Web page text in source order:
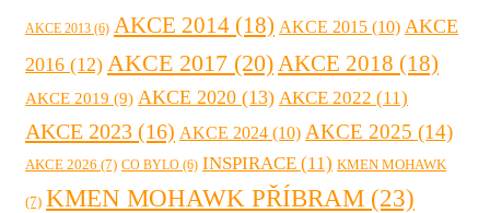
AKCE 2013 (6) AKCE 2014 (18) AKCE 2015 (10) AKCE
2016 (12) AKCE 2017 (20)AKCE 2018 (18)
AKCE 2019 (9) AKCE 2020 (13) AKCE 2022 (11)
AKCE 2023 (16) AKCE 2024 (10) AKCE 2025 (14)
AKCE 2026 (7) CO BYLO (6) INSPIRACE (11) KMEN MOHAWK
(7) KMEN MOHAWK PŘÍBRAM (23)